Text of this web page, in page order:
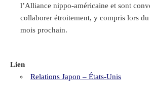
l’Alliance nippo-américaine et sont
collaborer étroitement, y compris lors
mois prochain.
Lien
Relations Japon – États-Unis